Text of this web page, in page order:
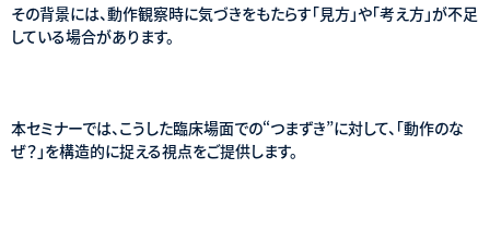
その背景には、動作観察時に気づきをもたらす「見方」や「考え方」が不足
している場合があります。
本セミナーでは、こうした臨床場面での“つまずき”に対して、「動作のな
ぜ？」を構造的に捉える視点をご提供します。